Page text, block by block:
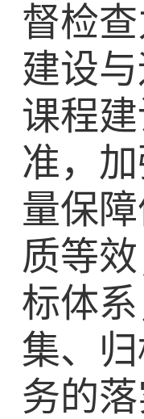
督检
建设
课程
准，
量保
质等
标体
集、
务的